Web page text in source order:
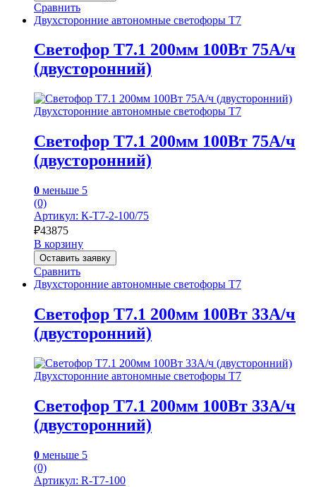
Сравнить
Двухсторонние автономные светофоры Т7
Светофор Т7.1 200мм 100Вт 75А/ч
(двусторонний)
Двухсторонние автономные светофоры Т7
Светофор Т7.1 200мм 100Вт 75А/ч
(двусторонний)
0 меньше 5
(0)
Артикул: К-Т7-2-100/75
₽43875
В корзину
Оставить заявку
Сравнить
Двухсторонние автономные светофоры Т7
Светофор Т7.1 200мм 100Вт 33А/ч
(двусторонний)
Двухсторонние автономные светофоры Т7
Светофор Т7.1 200мм 100Вт 33А/ч
(двусторонний)
0 меньше 5
(0)
Артикул: R-Т7-100